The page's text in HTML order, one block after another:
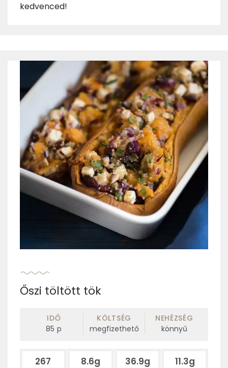
kedvenced!
Őszi töltött tök
IDŐ
85 p
KÖLTSÉG
megfizethető
NEHÉZSÉG
könnyű
267 8.6g 36.9g 11.3g